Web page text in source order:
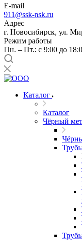
E-mail
911@ssk-nsk.ru
Адрес
г. Новосибирск, ул.
Режим работы
Пн. – Пт.: с 9:00 до
Каталог
Каталог
Чёрный